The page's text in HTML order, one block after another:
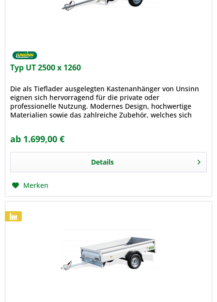
Typ UT 2500 x 1260
Die als Tieflader ausgelegten Kastenanhänger von Unsinn
eignen sich hervorragend für die private oder
professionelle Nutzung. Modernes Design, hochwertige
Materialien sowie das zahlreiche Zubehör, welches sich
ab 1.699,00 €
Details
Merken